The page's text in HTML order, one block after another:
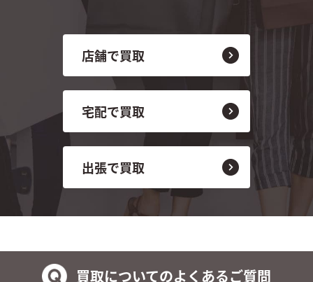
店舗で買取
宅配で買取
出張で買取
買取についてのよくあるご質問